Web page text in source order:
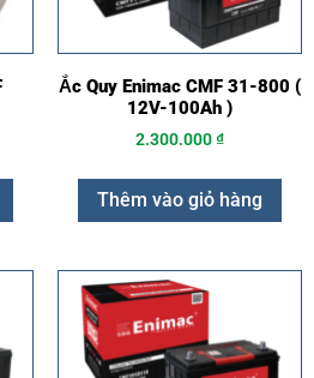
Ắc Quy Enimac CMF 31-800 (
12V-100Ah )
2.300.000₫
Thêm vào giỏ hàng